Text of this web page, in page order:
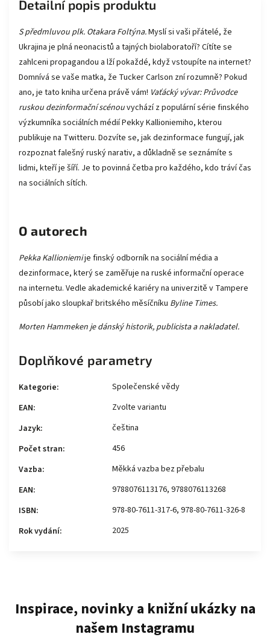
Detailní popis produktu
S předmluvou plk. Otakara Foltýna.Myslí si vaši přátelé, že
Ukrajina je plná neonacistů a tajných biolaboratoří? Cítíte se
zahlceni propagandou a lží pokaždé, když vstoupíte na internet?
Domnívá se vaše matka, že Tucker Carlson zní rozumně? Pokud
ano, je tato kniha určena právě vám! Vaťácký vývar: Průvodce
ruskou dezinformační scénouvychází z populární série finského
výzkumníka sociálních médií Pekky Kallioniemiho, kterou
publikuje na Twitteru. Dozvíte se, jak dezinformace fungují, jak
rozpoznat falešný ruský narativ, a důkladně se seznámíte s
lidmi, kteří je šíří. Je to povinná četba pro každého, kdo tráví čas
na sociálních sítích.
O autorech
Pekka Kallioniemije finský odborník na sociální média a
dezinformace, který se zaměřuje na ruské informační operace
na internetu. Vedle akademické kariéry na univerzitě v Tampere
působí jako sloupkař britského měsíčníku Byline Times.
Morten Hammeken je dánský historik, publicista a nakladatel.
Doplňkové parametry
Kategorie:
Společenské vědy
EAN:
Zvolte variantu
Jazyk:
čeština
Počet stran:
456
Vazba:
Měkká vazba bez přebalu
EAN:
9788076113176, 9788076113268
ISBN:
978-80-7611-317-6, 978-80-7611-326-8
Rok vydání: 2025
Inspirace, novinky a knižní ukázky na
našem Instagramu